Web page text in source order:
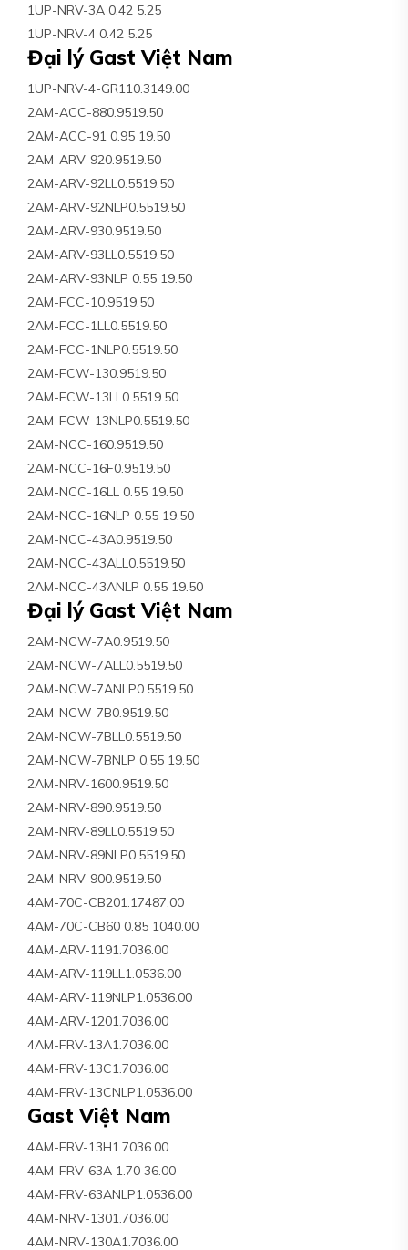
1UP-NRV-3A 0.42 5.25
1UP-NRV-4 0.42 5.25
Đại lý Gast Việt Nam
1UP-NRV-4-GR110.3149.00
2AM-ACC-880.9519.50
2AM-ACC-91 0.95 19.50
2AM-ARV-920.9519.50
2AM-ARV-92LL0.5519.50
2AM-ARV-92NLP0.5519.50
2AM-ARV-930.9519.50
2AM-ARV-93LL0.5519.50
2AM-ARV-93NLP 0.55 19.50
2AM-FCC-10.9519.50
2AM-FCC-1LL0.5519.50
2AM-FCC-1NLP0.5519.50
2AM-FCW-130.9519.50
2AM-FCW-13LL0.5519.50
2AM-FCW-13NLP0.5519.50
2AM-NCC-160.9519.50
2AM-NCC-16F0.9519.50
2AM-NCC-16LL 0.55 19.50
2AM-NCC-16NLP 0.55 19.50
2AM-NCC-43A0.9519.50
2AM-NCC-43ALL0.5519.50
2AM-NCC-43ANLP 0.55 19.50
Đại lý Gast Việt Nam
2AM-NCW-7A0.9519.50
2AM-NCW-7ALL0.5519.50
2AM-NCW-7ANLP0.5519.50
2AM-NCW-7B0.9519.50
2AM-NCW-7BLL0.5519.50
2AM-NCW-7BNLP 0.55 19.50
2AM-NRV-1600.9519.50
2AM-NRV-890.9519.50
2AM-NRV-89LL0.5519.50
2AM-NRV-89NLP0.5519.50
2AM-NRV-900.9519.50
4AM-70C-CB201.17487.00
4AM-70C-CB60 0.85 1040.00
4AM-ARV-1191.7036.00
4AM-ARV-119LL1.0536.00
4AM-ARV-119NLP1.0536.00
4AM-ARV-1201.7036.00
4AM-FRV-13A1.7036.00
4AM-FRV-13C1.7036.00
4AM-FRV-13CNLP1.0536.00
Gast Việt Nam
4AM-FRV-13H1.7036.00
4AM-FRV-63A 1.70 36.00
4AM-FRV-63ANLP1.0536.00
4AM-NRV-1301.7036.00
4AM-NRV-130A1.7036.00